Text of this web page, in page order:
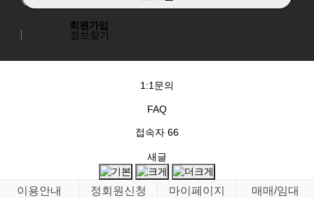
회원가입
정보찾기
1:1문의
FAQ
접속자 66
새글
이용안내 정회원신청 마이페이지
매매/임대